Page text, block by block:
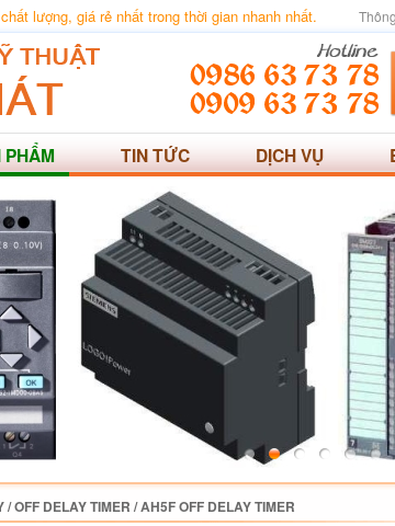
lượng, giá rẻ nhất trong thời gian nhanh nhất.
PHẨM TIN TỨC DỊCH VỤ
/OFF DELAY TIMER /AH5F OFF DELAY TIMER